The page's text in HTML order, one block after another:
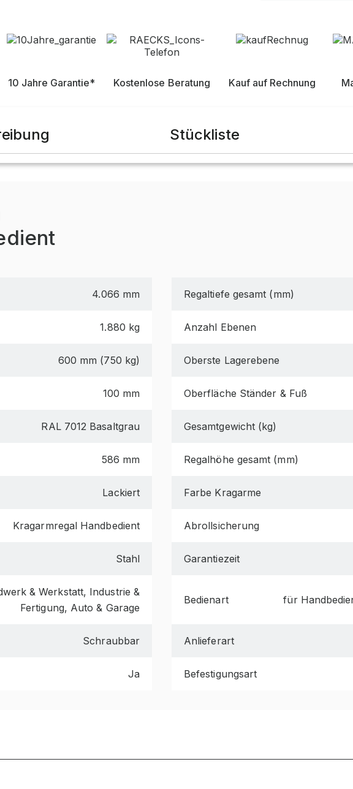
10 Jahre Garantie* Kostenlose Beratung Kauf auf Rechnung
Stückliste
4.066 mm Regaltiefe gesamt (mm)
1.880 kg Anzahl Ebenen
600 mm (750 kg) Oberste Lagerebene
100 mm Oberfläche Ständer & Fuß
RAL 7012 Basaltgrau Gesamtgewicht (kg)
586 mm Regalhöhe gesamt (mm)
Lackiert Farbe Kragarme
Kragarmregal Handbedient Abrollsicherung
Stahl Garantiezeit
& Werkstatt, Industrie &
Fertigung, Auto & Garage
Bedienart für
Schraubbar Anlieferart
Ja Befestigungsart